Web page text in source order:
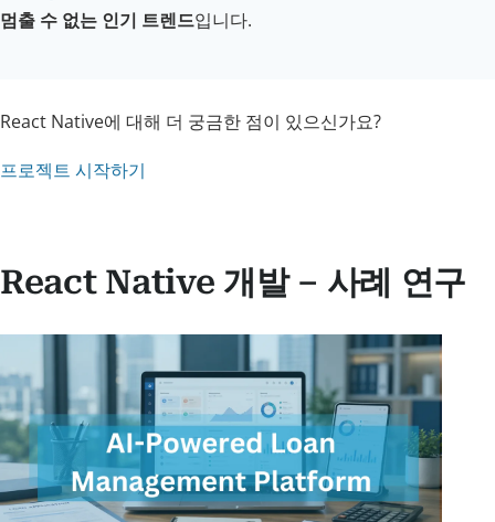
멈출 수 없는 인기 트렌드입니다.
React Native에 대해 더 궁금한 점이 있으신가요?
프로젝트 시작하기
React Native 개발 – 사례 연구